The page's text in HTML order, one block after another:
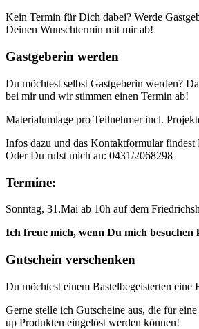
Kein Termin für Dich dabei? Werde
Deinen Wunschtermin mit mir ab!
Gastgeberin werden
Du möchtest selbst Gastgeberin werden?
bei mir und wir stimmen einen Termin ab!
Materialumlage pro Teilnehmer incl.
Infos dazu und das Kontaktformular findest
Oder Du rufst mich an: 0431/2068298
Termine:
Sonntag, 31.Mai ab 10h auf dem
Ich freue mich, wenn Du mich besuchen
Gutschein verschenken
Du möchtest einem Bastelbegeisterten eine
Gerne stelle ich Gutscheine aus, die für
up Produkten eingelöst werden können!